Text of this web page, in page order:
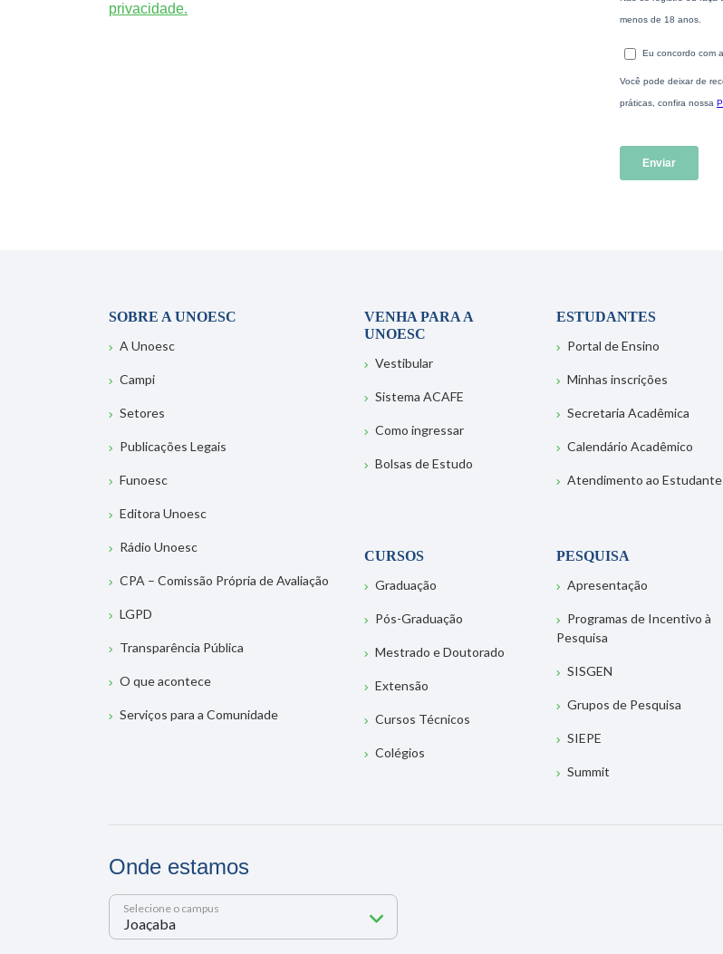
privacidade.
SOBRE A UNOESC
A Unoesc
Campi
Setores
Publicações Legais
Funoesc
Editora Unoesc
Rádio Unoesc
CPA – Comissão Própria de Avaliação
LGPD
Transparência Pública
O que acontece
Serviços para a Comunidade
VENHA PARA A
UNOESC
Vestibular
Sistema ACAFE
Como ingressar
Bolsas de Estudo
ESTUDANTES
Portal de Ensino
Minhas inscrições
Secretaria Acadêmica
Calendário Acadêmico
Atendimento ao Estudante
CURSOS
Graduação
Pós-Graduação
Mestrado e Doutorado
Extensão
Cursos Técnicos
Colégios
PESQUISA
Apresentação
Programas de Incentivo à
Pesquisa
SISGEN
Grupos de Pesquisa
SIEPE
Summit
Onde estamos
Selecione o campus